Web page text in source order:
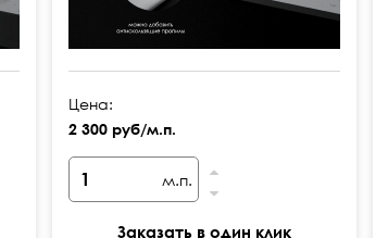
Цена:
2 300 руб/м.п.
м.п.
Заказать в один клик